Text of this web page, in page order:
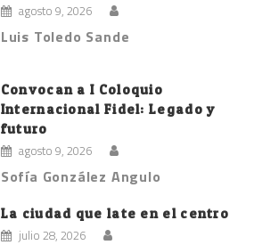
agosto 9, 2026
Luis Toledo Sande
Convocan a I Coloquio
Internacional Fidel: Legado y
futuro
agosto 9, 2026
Sofía González Angulo
La ciudad que late en el centro
julio 28, 2026